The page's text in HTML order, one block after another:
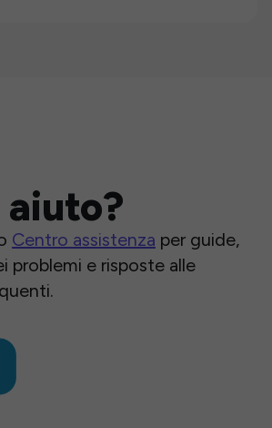
aiuto?
Centro assistenza per guide,
problemi e risposte alle